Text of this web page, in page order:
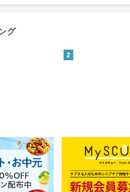
グ
ング(ヤフー シ
物
MySCUE（マイスキュ
2
獲得条件：無料会員登録